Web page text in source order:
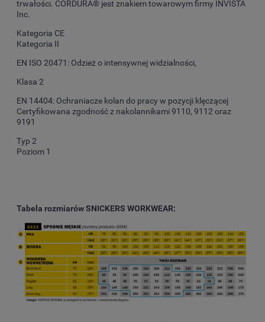
trwałości. CORDURA® jest znakiem towarowym firmy INVISTA
Inc.
Kategoria CE
Kategoria II
EN ISO 20471: Odzież o intensywnej widzialności,
Klasa 2
EN 14404: Ochraniacze kolan do pracy w pozycji klęczącej
Certyfikowana zgodność z nakolannikami 9110, 9112 oraz
9191
Typ 2
Poziom 1
Tabela rozmiarów SNICKERS WORKWEAR: